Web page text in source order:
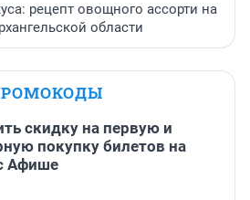
рецепт овощного ассорти на
области
скидку на первую и
покупку билетов на
Афише